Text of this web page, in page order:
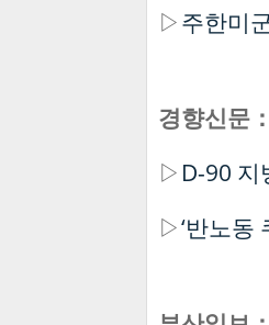
▷주한미
경향신문：
▷ D-90 지
▷‘반노동